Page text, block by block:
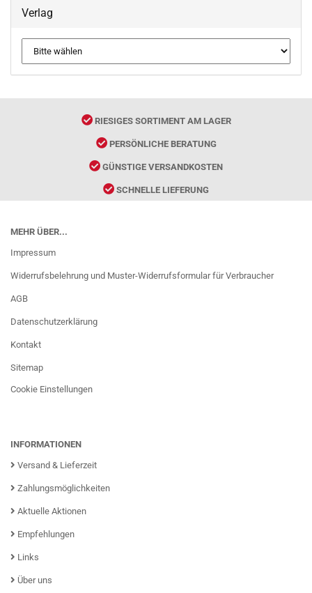
Verlag
RIESIGES SORTIMENT AM LAGER
PERSÖNLICHE BERATUNG
GÜNSTIGE VERSANDKOSTEN
SCHNELLE LIEFERUNG
MEHR ÜBER...
Impressum
Widerrufsbelehrung und Muster-Widerrufsformular für Verbraucher
AGB
Datenschutzerklärung
Kontakt
Sitemap
Cookie Einstellungen
INFORMATIONEN
Versand & Lieferzeit
Zahlungsmöglichkeiten
Aktuelle Aktionen
Empfehlungen
Links
Über uns